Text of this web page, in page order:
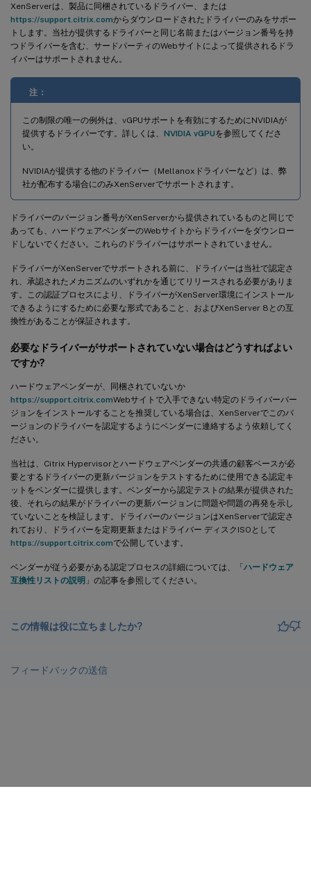
XenServerは、製品に同梱されているドライバー、または
https://support.citrix.comからダウンロードされたドライバーのみをサポー
トします。当社が提供するドライバーと同じ名前またはバージョン番号を持
つドライバーを含む、サードパーティのWebサイトによって提供されるドラ
イバーはサポートされません。
注：
この制限の唯一の例外は、vGPUサポートを有効にするためにNVIDIAが
提供するドライバーです。詳しくは、 NVIDIA vGPUを参照してくださ
い。
NVIDIAが提供する他のドライバー（Mellanoxドライバーなど）は、弊
社が配布する場合にのみXenServerでサポートされます。
ドライバーのバージョン番号がXenServerから提供されているものと同じで
あっても、ハードウェアベンダーのWebサイトからドライバーをダウンロー
ドしないでください。これらのドライバーはサポートされていません。
ドライバーがXenServerでサポートされる前に、ドライバーは当社で認定さ
れ、承認されたメカニズムのいずれかを通じてリリースされる必要がありま
す。この認証プロセスにより、ドライバーがXenServer環境にインストール
できるようにするために必要な形式であること、およびXenServer 8との互
換性があることが保証されます。
必要なドライバーがサポートされていない場合はどうすればよい
ですか?
ハードウェアベンダーが、同梱されていないか
https://support.citrix.comWebサイトで入手できない特定のドライバーバー
ジョンをインストールすることを推奨している場合は、XenServerでこのバ
ージョンのドライバーを認定するようにベンダーに連絡するよう依頼してく
ださい。
当社は、Citrix Hypervisorとハードウェアベンダーの共通の顧客ベースが必
要とするドライバーの更新バージョンをテストするために使用できる認定キ
ットをベンダーに提供します。ベンダーから認定テストの結果が提供された
後、それらの結果がドライバーの更新バージョンに問題や問題の再発を示し
ていないことを検証します。ドライバーのバージョンはXenServerで認定さ
れており、ドライバーを定期更新またはドライバー ディスクISOとして
https://support.citrix.comで公開しています。
ベンダーが従う必要がある認定プロセスの詳細については、「ハードウェア
互換性リストの説明 」の記事を参照してください。
この情報は役に立ちましたか?
フィードバックの送信